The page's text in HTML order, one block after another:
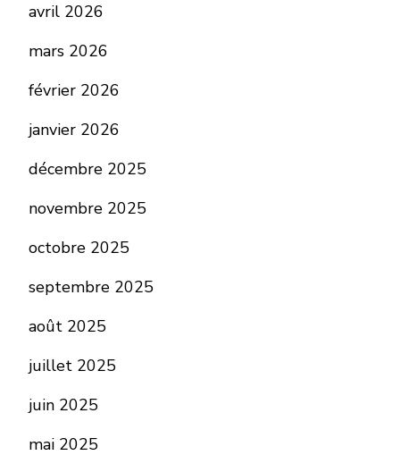
avril 2026
mars 2026
février 2026
janvier 2026
décembre 2025
novembre 2025
octobre 2025
septembre 2025
août 2025
juillet 2025
juin 2025
mai 2025